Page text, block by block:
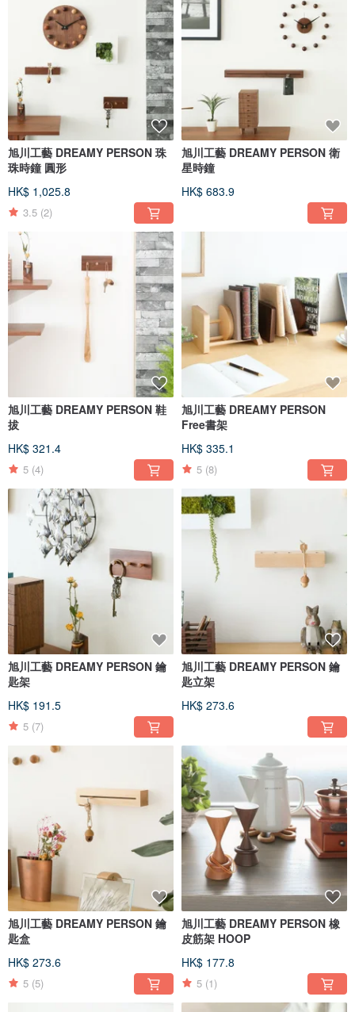
旭川工藝 DREAMY PERSON 珠
珠時鐘 圓形
HK$ 1,025.8
3.5 (2)
旭川工藝 DREAMY PERSON 衛
星時鐘
HK$ 683.9
旭川工藝 DREAMY PERSON 鞋
拔
HK$ 321.4
5 (4)
旭川工藝 DREAMY PERSON
Free書架
HK$ 335.1
5 (8)
旭川工藝 DREAMY PERSON 鑰
匙架
HK$ 191.5
5 (7)
旭川工藝 DREAMY PERSON 鑰
匙立架
HK$ 273.6
旭川工藝 DREAMY PERSON 鑰
匙盒
HK$ 273.6
5 (5)
旭川工藝 DREAMY PERSON 橡
皮筋架 HOOP
HK$ 177.8
5 (1)